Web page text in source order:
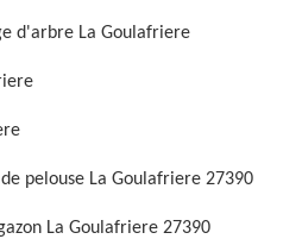
d'arbre La Goulafriere
pelouse La Goulafriere 27390
La Goulafriere 27390